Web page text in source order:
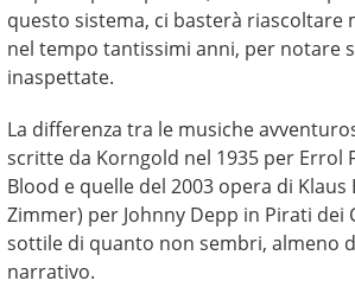
questo sistema, ci basterà riascoltare
nel tempo tantissimi anni, per notare
inaspettate.
La differenza tra le musiche
scritte da Korngold nel 1935 per Errol
Blood e quelle del 2003 opera di Klaus
Zimmer) per Johnny Depp in Pirati dei
sottile di quanto non sembri, almeno
narrativo.